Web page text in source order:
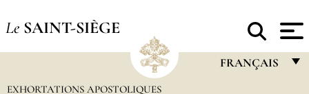
Le SAINT-SIÈGE
FRANÇAIS
EXHORTATIONS APOSTOLIQUES